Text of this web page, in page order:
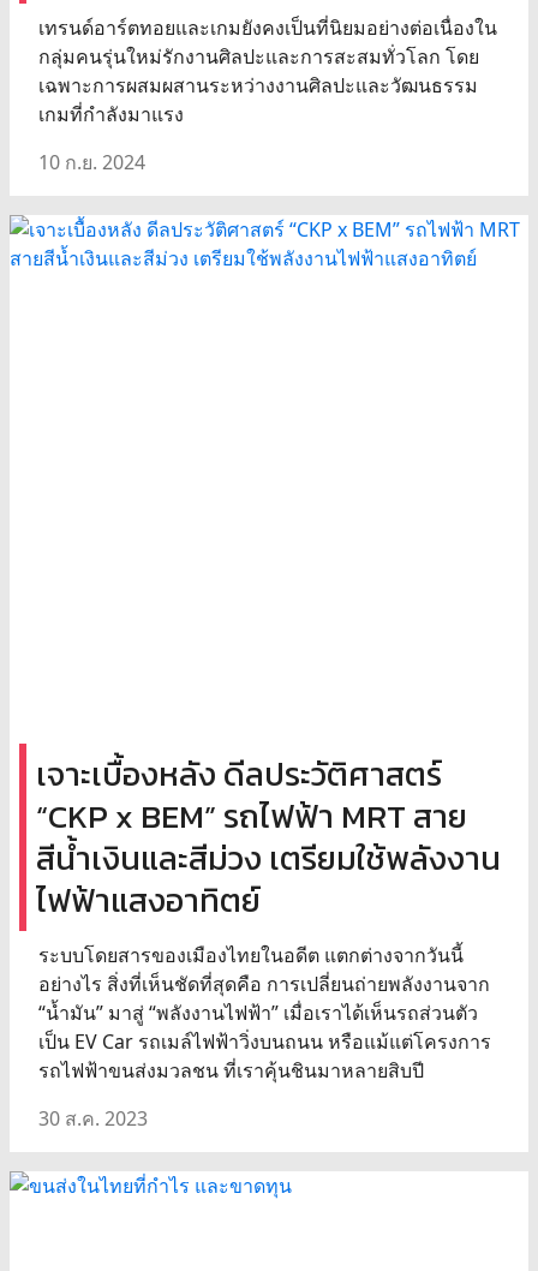
เทรนด์อาร์ตทอยและเกมยังคงเป็นที่นิยมอย่างต่อเนื่องใน
กลุ่มคนรุ่นใหม่รักงานศิลปะและการสะสมทั่วโลก โดย
เฉพาะการผสมผสานระหว่างงานศิลปะและวัฒนธรรม
เกมที่กำลังมาแรง
10 ก.ย. 2024
เจาะเบื้องหลัง ดีลประวัติศาสตร์
“CKP x BEM” รถไฟฟ้า MRT สาย
สีน้ำเงินและสีม่วง เตรียมใช้พลังงาน
ไฟฟ้าแสงอาทิตย์
ระบบโดยสารของเมืองไทยในอดีต แตกต่างจากวันนี้
อย่างไร สิ่งที่เห็นชัดที่สุดคือ การเปลี่ยนถ่ายพลังงานจาก
“น้ำมัน” มาสู่ “พลังงานไฟฟ้า” เมื่อเราได้เห็นรถส่วนตัว
เป็น EV Car รถเมล์ไฟฟ้าวิ่งบนถนน หรือแม้แต่โครงการ
รถไฟฟ้าขนส่งมวลชน ที่เราคุ้นชินมาหลายสิบปี
30 ส.ค. 2023